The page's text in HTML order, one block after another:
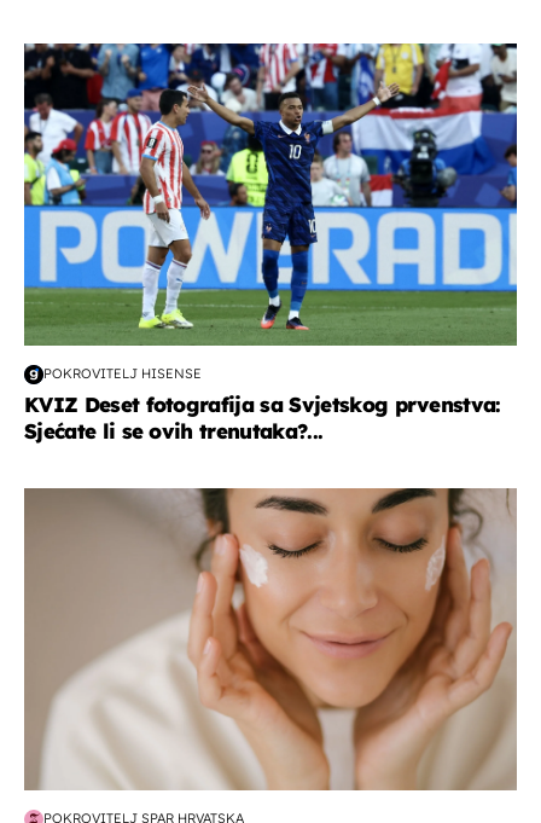
svjetsko prvenstvo 2026
POKROVITELJ HISENSE
KVIZ Deset fotografija sa Svjetskog prvenstva:
Sjećate li se ovih trenutaka?...
moda & ljepota
POKROVITELJ SPAR HRVATSKA